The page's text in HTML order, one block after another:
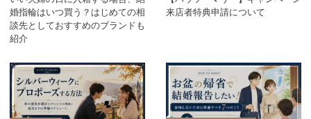
婚指輪はいつ買う？はじめての相
談先としておすすめのブランドも
紹介
来店者特典申請について